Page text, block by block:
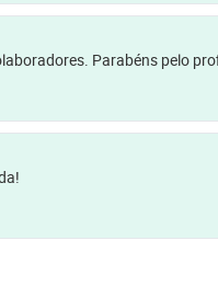
Parabéns pelo